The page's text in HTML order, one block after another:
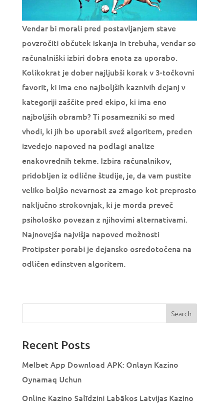
Vendar bi morali pred postavljanjem stave
povzročiti občutek iskanja in trebuha, vendar so
računalniški izbiri dobra enota za uporabo.
Kolikokrat je dober najljubši korak v 3-točkovni
favorit, ki ima eno najboljših kaznivih dejanj v
kategoriji zaščite pred ekipo, ki ima eno
najboljših obramb? Ti posamezniki so med
vhodi, ki jih bo uporabil svež algoritem, preden
izvedejo napoved na podlagi analize
enakovrednih tekme. Izbira računalnikov,
pridobljen iz odlične študije, je, da vam pustite
veliko boljšo nevarnost za zmago kot preprosto
naključno strokovnjak, ki je morda preveč
psihološko povezan z njihovimi alternativami.
Najnovejša najvišja napoved možnosti
Protipster porabi je dejansko osredotočena na
odličen edinstven algoritem.
Recent Posts
Melbet App Download APK: Onlayn Kazino
Oynamaq Uchun
Online Kazino Salīdzini Labākos Latvijas Kazino